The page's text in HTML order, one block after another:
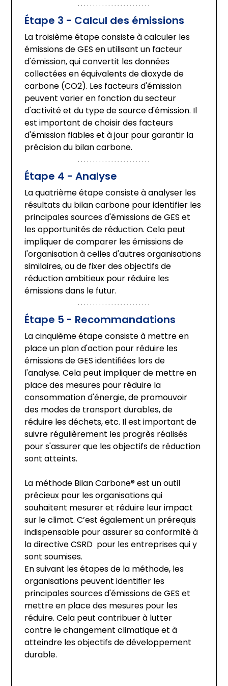
Étape 3 - Calcul des émissions
La troisième étape consiste à calculer les
émissions de GES en utilisant un facteur
d'émission, qui convertit les données
collectées en équivalents de dioxyde de
carbone (CO2). Les facteurs d'émission
peuvent varier en fonction du secteur
d'activité et du type de source d'émission. Il
est important de choisir des facteurs
d'émission fiables et à jour pour garantir la
précision du bilan carbone.
Étape 4 - Analyse
La quatrième étape consiste à analyser les
résultats du bilan carbone pour identifier les
principales sources d'émissions de GES et
les opportunités de réduction. Cela peut
impliquer de comparer les émissions de
l'organisation à celles d'autres organisations
similaires, ou de fixer des objectifs de
réduction ambitieux pour réduire les
émissions dans le futur.
Étape 5 - Recommandations
La cinquième étape consiste à mettre en
place un plan d'action pour réduire les
émissions de GES identifiées lors de
l'analyse. Cela peut impliquer de mettre en
place des mesures pour réduire la
consommation d'énergie, de promouvoir
des modes de transport durables, de
réduire les déchets, etc. Il est important de
suivre régulièrement les progrès réalisés
pour s'assurer que les objectifs de réduction
sont atteints.
La méthode Bilan Carbone® est un outil
précieux pour les organisations qui
souhaitent mesurer et réduire leur impact
sur le climat. C’est également un prérequis
indispensable pour assurer sa conformité à
la directive CSRD  pour les entreprises qui y
sont soumises.
En suivant les étapes de la méthode, les
organisations peuvent identifier les
principales sources d'émissions de GES et
mettre en place des mesures pour les
réduire. Cela peut contribuer à lutter
contre le changement climatique et à
atteindre les objectifs de développement
durable.